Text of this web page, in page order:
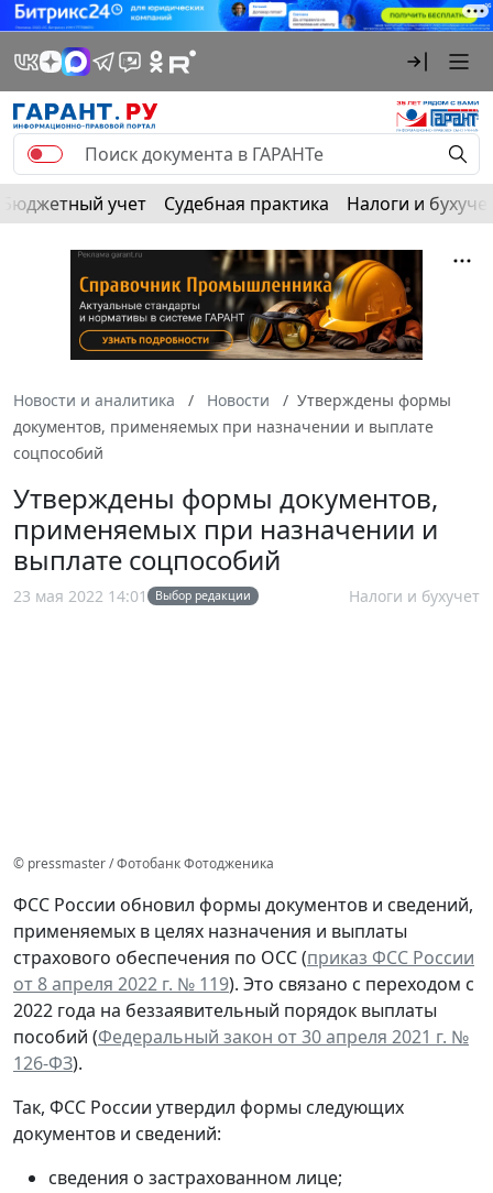
Бюджетный учет Судебная практика Налоги и
Новости и аналитика Новости
Утверждены формы
документов, применяемых при назначении и выплате
соцпособий
Утверждены формы документов,
применяемых при назначении и
выплате соцпособий
23 мая 2022 14:01 Выбор редакции Налоги и бухучет
© pressmaster / Фотобанк Фотодженика
ФСС России обновил формы документов и сведений,
применяемых в целях назначения и выплаты
страхового обеспечения по ОСС (приказ ФСС России
от 8 апреля 2022 г. № 119). Это связано с переходом с
2022 года на беззаявительный порядок выплаты
пособий (Федеральный закон от 30 апреля 2021 г. №
126-ФЗ).
Так, ФСС России утвердил формы следующих
документов и сведений:
сведения о застрахованном лице;